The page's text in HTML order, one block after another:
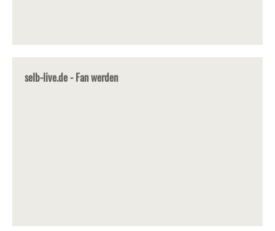
selb-live.de - Fan werden